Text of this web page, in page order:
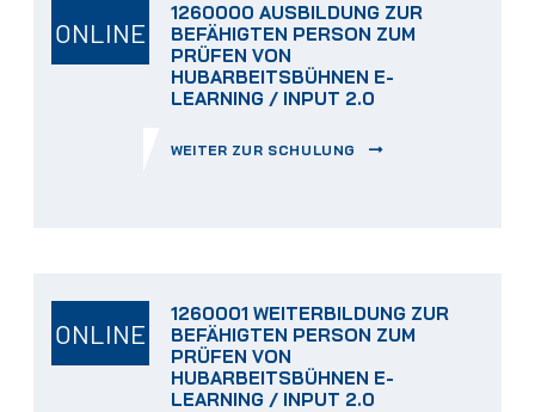
ONLINE
1260000 AUSBILDUNG ZUR
BEFÄHIGTEN PERSON ZUM
PRÜFEN VON
HUBARBEITSBÜHNEN E-
LEARNING / INPUT 2.0
WEITER ZUR SCHULUNG
ONLINE
1260001 WEITERBILDUNG ZUR
BEFÄHIGTEN PERSON ZUM
PRÜFEN VON
HUBARBEITSBÜHNEN E-
LEARNING / INPUT 2.0